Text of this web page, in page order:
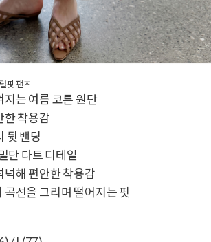
핏 팬츠
는 여름 코튼 원단
한 착용감
뒷 밴딩
단 다트 디테일
넉해 편안한 착용감
선을 그리며 떨어지는 핏